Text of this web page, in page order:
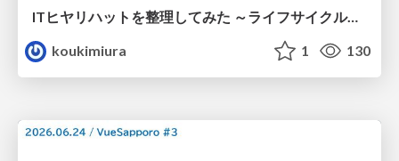
ITヒヤリハットを整理してみた ～ライフサイクルと原因から考える再発防止策～
koukimiura
1 130